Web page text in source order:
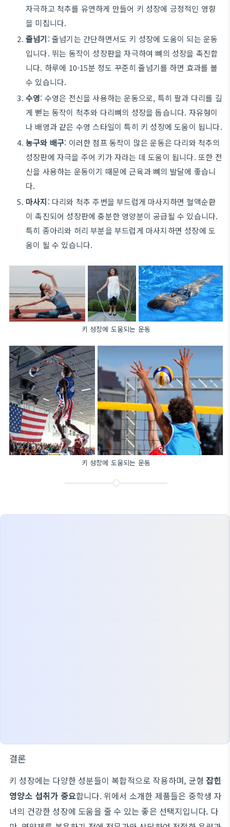
자극하고 척추를 유연하게 만들어 키 성장에 긍정적인 영향
을 미칩니다.
줄넘기: 줄넘기는 간단하면서도 키 성장에 도움이 되는 운동
입니다. 뛰는 동작이 성장판을 자극하여 뼈의 성장을 촉진합
니다. 하루에 10-15분 정도 꾸준히 줄넘기를 하면 효과를 볼
수 있습니다.
수영: 수영은 전신을 사용하는 운동으로, 특히 팔과 다리를 길
게 뻗는 동작이 척추와 다리뼈의 성장을 돕습니다. 자유형이
나 배영과 같은 수영 스타일이 특히 키 성장에 도움이 됩니다.
농구와 배구: 이러한 점프 동작이 많은 운동은 다리와 척추의
성장판에 자극을 주어 키가 자라는 데 도움이 됩니다. 또한 전
신을 사용하는 운동이기 때문에 근육과 뼈의 발달에 좋습니
다.
마사지: 다리와 척추 주변을 부드럽게 마사지하면 혈액순환
이 촉진되어 성장판에 충분한 영양분이 공급될 수 있습니다.
특히 종아리와 허리 부분을 부드럽게 마사지하면 성장에 도
움이 될 수 있습니다.
키 성장에 도움되는 운동
키 성장에 도움되는 운동
결론
키 성장에는 다양한 성분들이 복합적으로 작용하며, 균형잡힌
영양소 섭취가 중요합니다. 위에서 소개한 제품들은 중학생 자
녀의 건강한 성장에 도움을 줄 수 있는 좋은 선택지입니다. 다